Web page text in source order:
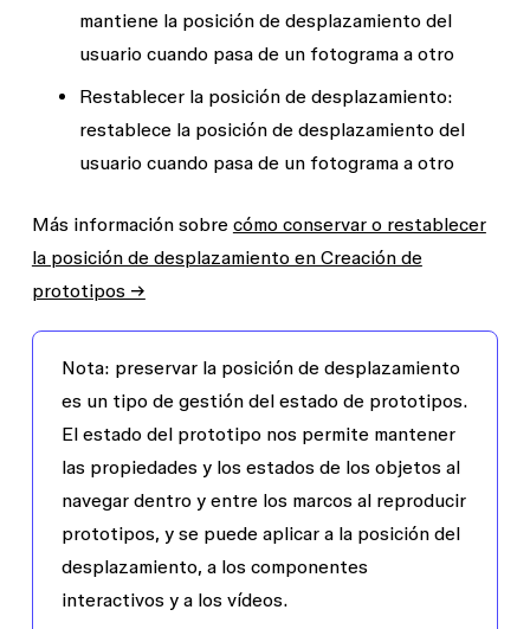
mantiene la posición de desplazamiento del
usuario cuando pasa de un fotograma a otro
Restablecer la posición de desplazamiento:
restablece la posición de desplazamiento del
usuario cuando pasa de un fotograma a otro
Más información sobre cómo conservar o restablecer
la posición de desplazamiento en Creación de
prototipos →
Nota: preservar la posición de desplazamiento
es un tipo de gestión del estado de prototipos.
El estado del prototipo nos permite mantener
las propiedades y los estados de los objetos al
navegar dentro y entre los marcos al reproducir
prototipos, y se puede aplicar a la posición del
desplazamiento, a los componentes
interactivos y a los vídeos.